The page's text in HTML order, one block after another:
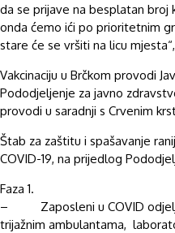
da se prijave na besplatan broj
onda ćemo ići po prioritetnim
stare će se vršiti na licu
Vakcinaciju u Brčkom provodi
Pododjeljenje za javno
provodi u saradnji s Crvenim
Štab za zaštitu i spašavanje
COVID-19, na prijedlog
Faza 1.
– Zaposleni u COVID
trijažnim ambulantama,